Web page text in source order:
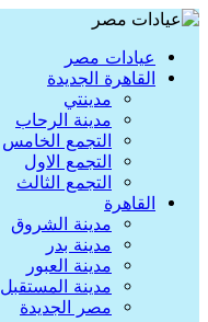
عيادات مصر
القاهرة الجديدة
مدينتي
مدينة الرحاب
التجمع الخامس
التجمع الاول
التجمع الثالث
القاهرة
مدينة الشروق
مدينة بدر
مدينة العبور
مدينة المستقبل
مصر الجديدة